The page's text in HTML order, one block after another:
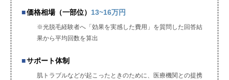
価格相場（一部位） 13~16万円
※光脱毛経験者へ「効果を実感した費用」を質問した回答結
果から平均回数を算出
サポート体制
肌トラブルなどが起こったときのために、医療機関との提携